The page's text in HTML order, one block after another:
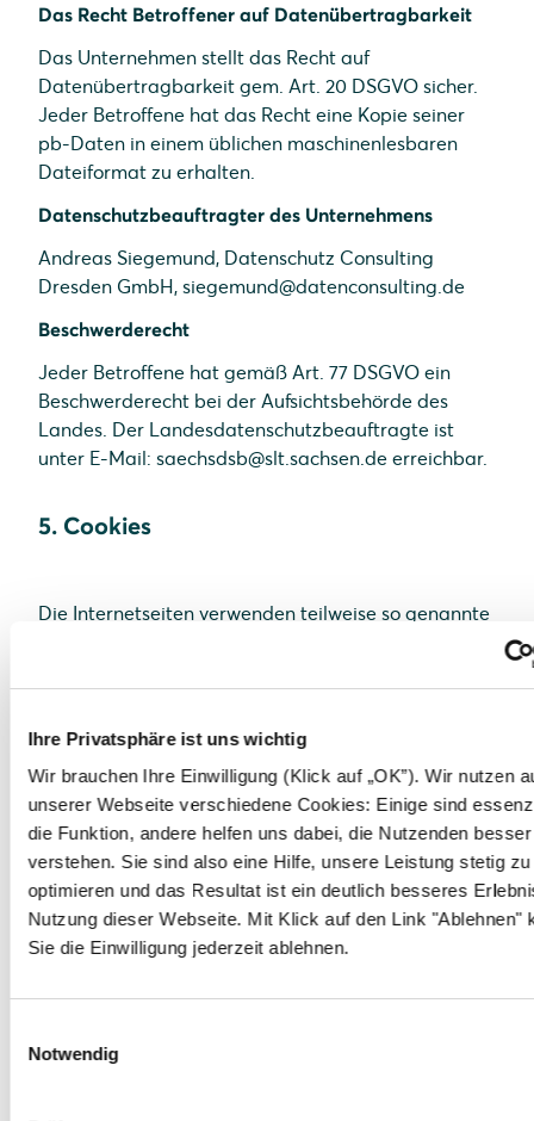
Ihre Privatsphäre ist uns wichtig
Wir brauchen Ihre Einwilligung (Klick auf „OK”). Wir nutzen
unserer Webseite verschiedene Cookies: Einige sind
die Funktion, andere helfen uns dabei, die Nutzenden
verstehen. Sie sind also eine Hilfe, unsere Leistung stetig zu
optimieren und das Resultat ist ein deutlich besseres
Nutzung dieser Webseite. Mit Klick auf den Link "Ablehnen"
Sie die Einwilligung jederzeit ablehnen.
Notwendig
Das Recht Betroffener auf Datenübertragbarkeit
Das Unternehmen stellt das Recht auf
Datenübertragbarkeit gem. Art. 20 DSGVO sicher.
Jeder Betroffene hat das Recht eine Kopie seiner
pb-Daten in einem üblichen maschinenlesbaren
Dateiformat zu erhalten.
Datenschutzbeauftragter des Unternehmens
Andreas Siegemund, Datenschutz Consulting
Dresden GmbH, siegemund@datenconsulting.de
Beschwerderecht
Jeder Betroffene hat gemäß Art. 77 DSGVO ein
Beschwerderecht bei der Aufsichtsbehörde des
Landes. Der Landesdatenschutzbeauftragte ist
unter E-Mail: saechsdsb@slt.sachsen.de erreichbar.
5. Cookies
Die Internetseiten verwenden teilweise so genannte
effektiver und sicherer zu machen. Cookies sind
kleine Textdateien, die auf Ihrem Rechner abgelegt
werden und die Ihr Browser speichert. Die meisten
der von uns verwendeten Cookies sind so genannte
“Session-Cookies”. Sie werden nach Ende Ihres
Besuchs automatisch gelöscht. Andere Cookies
bleiben auf Ihrem Endgerät gespeichert bis Sie
diese löschen. Diese Cookies ermöglichen es uns,
Ihren Browser beim nächsten Besuch
das Setzen von Cookies informiert werden und